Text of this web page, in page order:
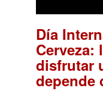
Día
Cerveza:
disfrutar
depende